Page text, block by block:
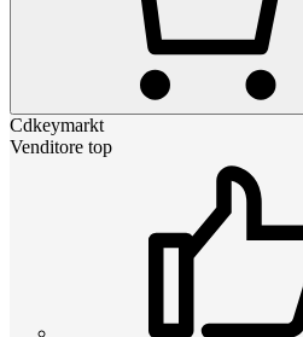
Cdkeymarkt
Venditore top